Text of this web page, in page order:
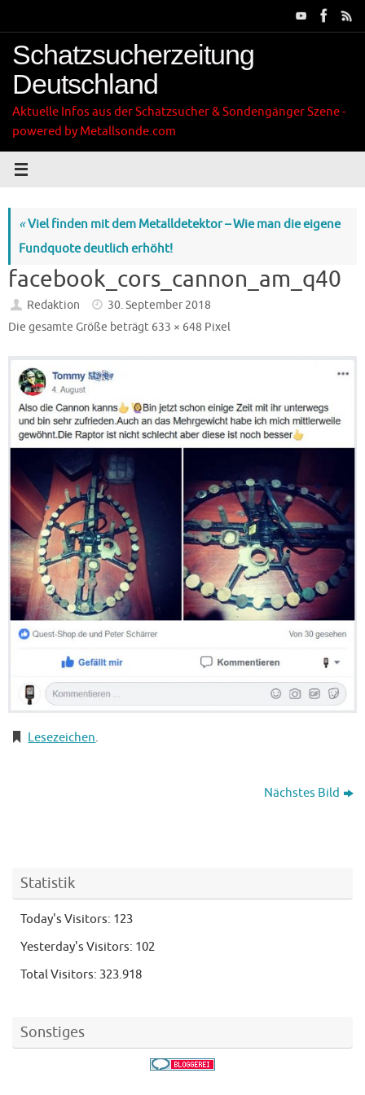
Inhalt
springen
Schatzsucherzeitung
Deutschland
Aktuelle Infos aus der Schatzsucher & Sondengänger Szene -
powered by Metallsonde.com
«Viel finden mit dem Metalldetektor – Wie man die eigene
Fundquote deutlich erhöht!
facebook_cors_cannon_am_q40
Redaktion
30. September 2018
Die gesamte Größe beträgt 633 × 648 Pixel
Lesezeichen.
Nächstes Bild
Statistik
Today's Visitors: 123
Yesterday's Visitors: 102
Total Visitors: 323.918
Sonstiges